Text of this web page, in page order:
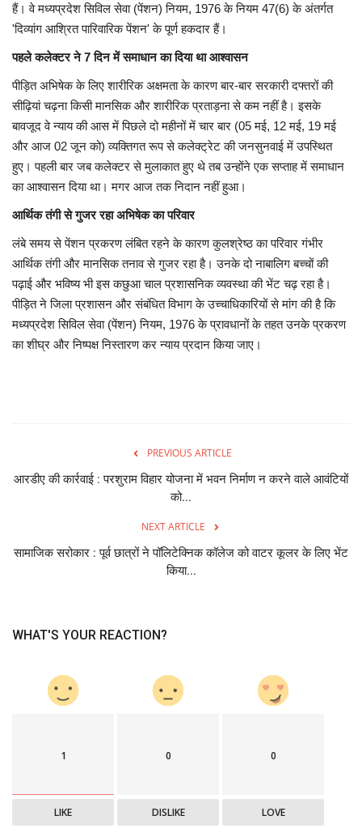
हैं। वे मध्यप्रदेश सिविल सेवा (पेंशन) नियम, 1976 के नियम 47(6) के अंतर्गत
'दिव्यांग आश्रित पारिवारिक पेंशन' के पूर्ण हकदार हैं।
​पहले कलेक्टर ने 7 दिन में समाधान का दिया था आश्वासन
​पीड़ित अभिषेक के लिए शारीरिक अक्षमता के कारण बार-बार सरकारी दफ्तरों की
सीढ़ियां चढ़ना किसी मानसिक और शारीरिक प्रताड़ना से कम नहीं है। इसके
बावजूद वे न्याय की आस में पिछले दो महीनों में चार बार (05 मई, 12 मई, 19 मई
और आज 02 जून को) व्यक्तिगत रूप से कलेक्ट्रेट की जनसुनवाई में उपस्थित
हुए। पहली बार जब कलेक्टर से मुलाकात हुए थे तब उन्होंने एक सप्ताह में समाधान
का आश्वासन दिया था। मगर आज तक निदान नहीं हुआ।
आर्थिक तंगी से गुजर रहा अभिषेक का परिवार
​लंबे समय से पेंशन प्रकरण लंबित रहने के कारण कुलश्रेष्ठ का परिवार गंभीर
आर्थिक तंगी और मानसिक तनाव से गुजर रहा है। उनके दो नाबालिग बच्चों की
पढ़ाई और भविष्य भी इस कछुआ चाल प्रशासनिक व्यवस्था की भेंट चढ़ रहा है।
पीड़ित ने जिला प्रशासन और संबंधित विभाग के उच्चाधिकारियों से मांग की है कि
मध्यप्रदेश सिविल सेवा (पेंशन) नियम, 1976 के प्रावधानों के तहत उनके प्रकरण
का शीघ्र और निष्पक्ष निस्तारण कर न्याय प्रदान किया जाए।
PREVIOUS ARTICLE
आरडीए की कार्रवाई : परशुराम विहार योजना में भवन निर्माण न करने वाले आवंटियों
को...
NEXT ARTICLE
सामाजिक सरोकार : पूर्व छात्रों ने पॉलिटेक्निक कॉलेज को वाटर कूलर के लिए भेंट
किया...
WHAT'S YOUR REACTION?
1
LIKE
0
DISLIKE
0
LOVE